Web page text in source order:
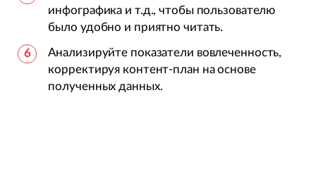
инфографика и т.д., чтобы пользователю
было удобно и приятно читать.
Анализируйте показатели вовлеченность,
корректируя контент-план на основе
полученных данных.